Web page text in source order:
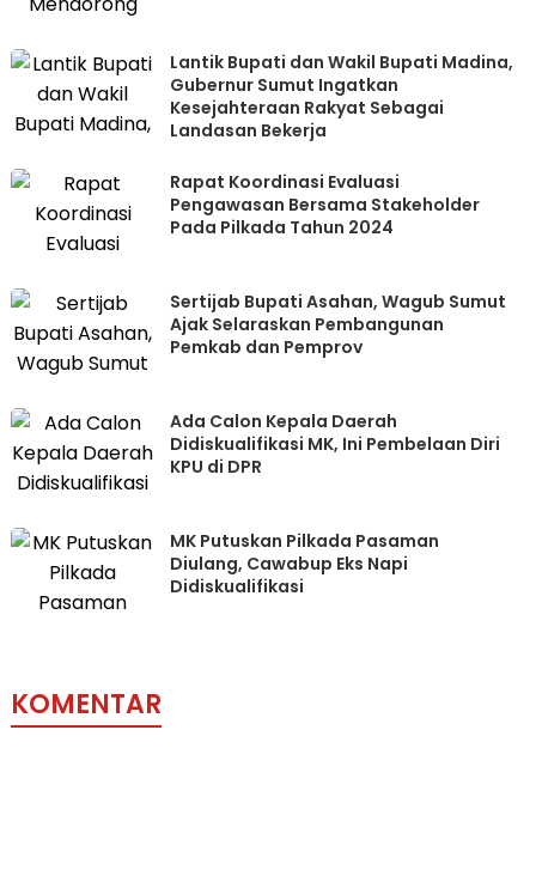
Lantik Bupati dan Wakil Bupati Madina,
Gubernur Sumut Ingatkan
Kesejahteraan Rakyat Sebagai
Landasan Bekerja
Rapat Koordinasi Evaluasi
Pengawasan Bersama Stakeholder
Pada Pilkada Tahun 2024
Sertijab Bupati Asahan, Wagub Sumut
Ajak Selaraskan Pembangunan
Pemkab dan Pemprov
Ada Calon Kepala Daerah
Didiskualifikasi MK, Ini Pembelaan Diri
KPU di DPR
MK Putuskan Pilkada Pasaman
Diulang, Cawabup Eks Napi
Didiskualifikasi
KOMENTAR